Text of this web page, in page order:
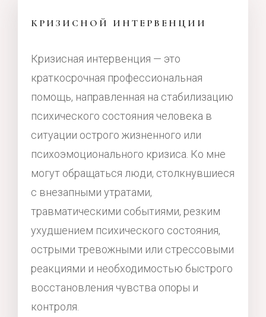
КРИЗИСНОЙ ИНТЕРВЕНЦИИ
Кризисная интервенция — это
краткосрочная профессиональная
помощь, направленная на стабилизацию
психического состояния человека в
ситуации острого жизненного или
психоэмоционального кризиса. Ко мне
могут обращаться люди, столкнувшиеся
с внезапными утратами,
травматическими событиями, резким
ухудшением психического состояния,
острыми тревожными или стрессовыми
реакциями и необходимостью быстрого
восстановления чувства опоры и
контроля.